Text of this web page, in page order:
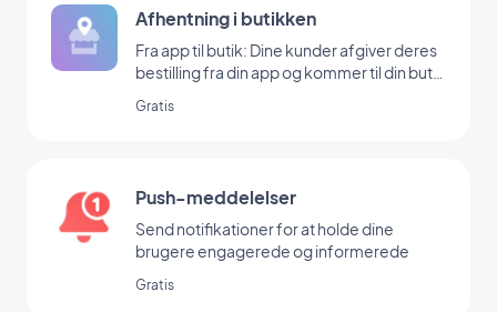
Afhentning i butikken
Fra app til butik: Dine kunder afgiver deres
bestilling fra din app og kommer til din butik
Gratis
Push-meddelelser
Send notifikationer for at holde dine
brugere engagerede og informerede
Gratis